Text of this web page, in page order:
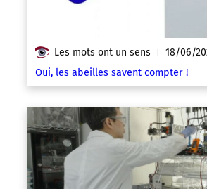
Les mots ont un sens | 18/06/
Oui, les abeilles savent compter !